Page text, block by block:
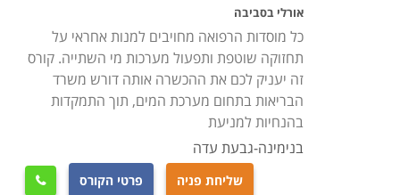
אורלי בסביבה
כל מוסדות הרפואה מחויבים למנות אחראי על
תחזוקה שוטפת ותפעול מערכות מי השתייה. קורס
זה יעניק לכם את ההכשרה אותה דורש משרד
הבריאות בתחום מערכת המים, תוך התמקדות
בהנחיות למניעת
בנימינה-גבעת עדה
שליחת פניה פרטי הקורס 